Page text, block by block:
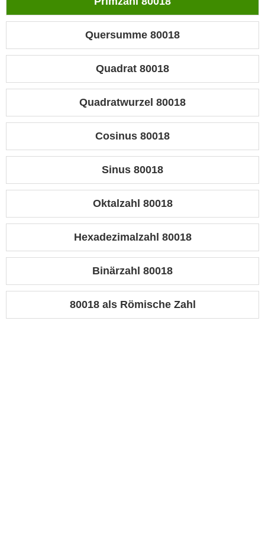
Quersumme 80018
Quadrat 80018
Quadratwurzel 80018
Cosinus 80018
Sinus 80018
Oktalzahl 80018
Hexadezimalzahl 80018
Binärzahl 80018
80018 als Römische Zahl